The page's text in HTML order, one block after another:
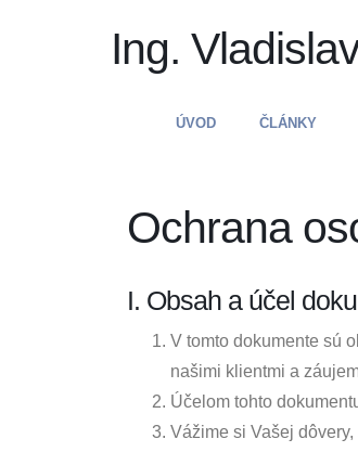
Ing.
ÚVOD ČLÁNKY
Ochrana
I. Obsah a účel
V tomto dokumente sú
našimi klientmi a
Účelom tohto
Vážime si Vašej